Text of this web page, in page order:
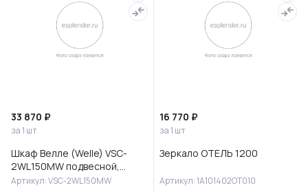
33 870 ₽
за 1 шт
Шкаф Велле (Welle) VSC-
2WL150MW подвесной,
1500*350*300, Белый
Артикул: VSC-2WL150MW
16 770 ₽
за 1 шт
Зеркало ОТЕЛЬ 1200
Артикул: 1A101402OT010